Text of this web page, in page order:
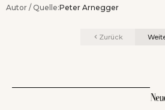
Autor / Quelle:Peter Arnegger
Zurück